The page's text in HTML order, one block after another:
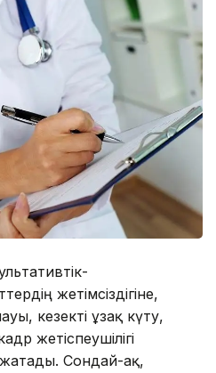
жетімсіздігіне,
кезекті ұзақ күту,
жетіспеушілігі
Сондай-ақ,